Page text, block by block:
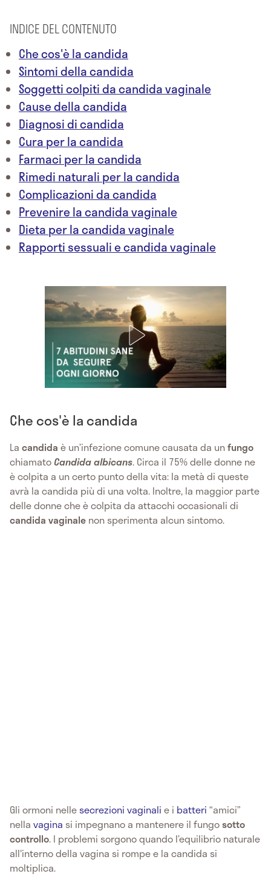
INDICE DEL CONTENUTO
Che cos'è la candida
Sintomi della candida
Soggetti colpiti da candida vaginale
Cause della candida
Diagnosi di candida
Cura per la candida
Farmaci per la candida
Rimedi naturali per la candida
Complicazioni da candida
Prevenire la candida vaginale
Dieta per la candida vaginale
Rapporti sessuali e candida vaginale
Che cos'è la candida
La candida è un’infezione comune causata da unfungo
chiamato Candida albicans. Circa il 75% delle donne ne
è colpita a un certo punto della vita: la metà di queste
avrà la candida più di una volta. Inoltre, la maggior parte
delle donne che è colpita da attacchi occasionali di
candida vaginale non sperimenta alcun sintomo.
Gli ormoni nellesecrezioni vaginali e i batteri “amici”
nella vagina si impegnano a mantenere il fungosotto
controllo. I problemi sorgono quando l’equilibrio naturale
all'interno della vagina si rompe e la candida si
moltiplica.